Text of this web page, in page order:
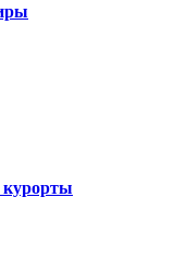
курорты